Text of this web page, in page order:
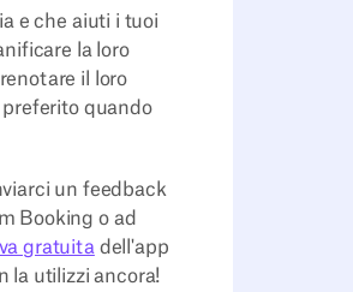
e che aiuti i tuoi
la loro
il loro
preferito quando
un feedback
Booking o ad
gratuitadell'app
la utilizzi ancora!